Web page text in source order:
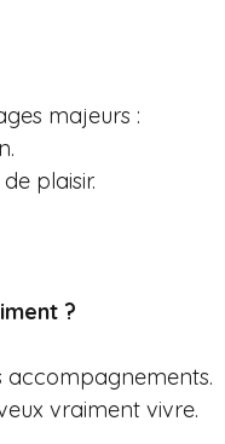
majeurs :
plaisir.
?
accompagnements.
vraiment vivre.